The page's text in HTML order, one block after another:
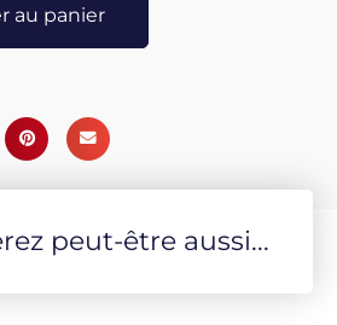
au panier
peut-être aussi...